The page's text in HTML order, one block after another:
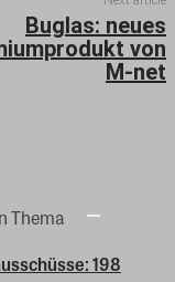
Buglas: neues
von
M-net
Thema
198